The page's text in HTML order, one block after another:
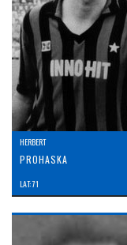
HERBERT
PROHASKA
LAT: 71